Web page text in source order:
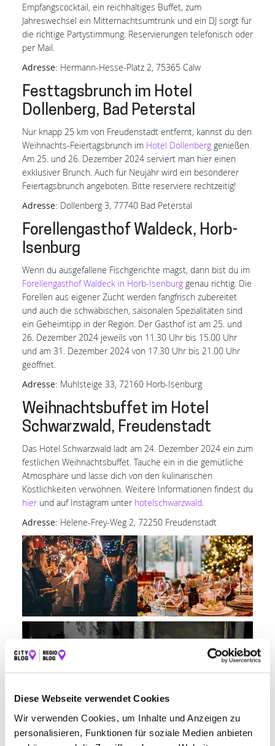
Diese Webseite verwendet Cookies
Wir verwenden Cookies, um Inhalte und Anzeigen zu
personalisieren, Funktionen für soziale Medien anbieten
Empfangscocktail, ein reichhaltiges Buffet, zum
Jahreswechsel ein Mitternachtsumtrunk und ein DJ sorgt für
die richtige Partystimmung. Reservierungen telefonisch oder
per Mail.
Adresse: Hermann-Hesse-Platz 2, 75365 Calw
Festtagsbrunch im Hotel
Dollenberg, Bad Peterstal
Nur knapp 25 km von Freudenstadt entfernt, kannst du den
Weihnachts-Feiertagsbrunch im Hotel Dollenberg genießen.
Am 25. und 26. Dezember 2024 serviert man hier einen
exklusiver Brunch. Auch für Neujahr wird ein besonderer
Feiertagsbrunch angeboten. Bitte reserviere rechtzeitig!
Adresse: Dollenberg 3, 77740 Bad Peterstal
Forellengasthof Waldeck, Horb-
Isenburg
Wenn du ausgefallene Fischgerichte magst, dann bist du im
Forellengasthof Waldeck in Horb-Isenburg genau richtig. Die
Forellen aus eigener Zucht werden fangfrisch zubereitet
und auch die schwäbischen, saisonalen Spezialitäten sind
ein Geheimtipp in der Region. Der Gasthof ist am 25. und
26. Dezember 2024 jeweils von 11.30 Uhr bis 15.00 Uhr
und am 31. Dezember 2024 von 17.30 Uhr bis 21.00 Uhr
geöffnet.
Adresse: Mühlsteige 33, 72160 Horb-Isenburg
Weihnachtsbuffet im Hotel
Schwarzwald, Freudenstadt
Das Hotel Schwarzwald lädt am 24. Dezember 2024 ein zum
festlichen Weihnachtsbuffet. Tauche ein in die gemütliche
Atmosphäre und lasse dich von den kulinarischen
Köstlichkeiten verwöhnen. Weitere Informationen findest du
hier und auf Instagram unter hotelschwarzwald
Adresse: Helene-Frey-Weg 2, 72250 Freudenstadt